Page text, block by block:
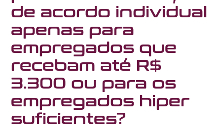
de acordo individual
apenas para
empregados que
recebam até R$
3.300 ou para os
empregados hiper
suficientes?